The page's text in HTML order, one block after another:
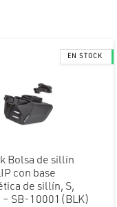
Bolsa de sillín
con base
de sillín, S,
– SB-10001(BLK)